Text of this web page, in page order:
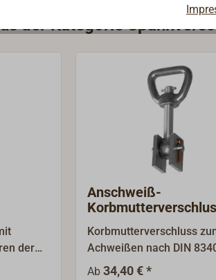
der Kategorie
der
für
Anschweiß-
Edelstahl / Stahl
Korbmutterverschluss
Achweißen nach DIN
Form A. Lieferumfang:
Ab 34,40 € *